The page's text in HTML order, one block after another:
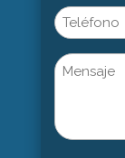
Phone
Untitled